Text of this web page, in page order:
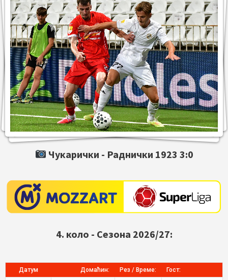
Чукарички - Раднички 1923 3:0
4. коло - Сезона 2026/27:
Датум Домаћин: Рез / Време: Гост: